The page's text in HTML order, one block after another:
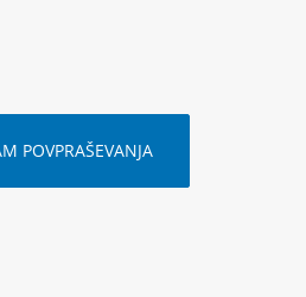
POVPRAŠEVANJA